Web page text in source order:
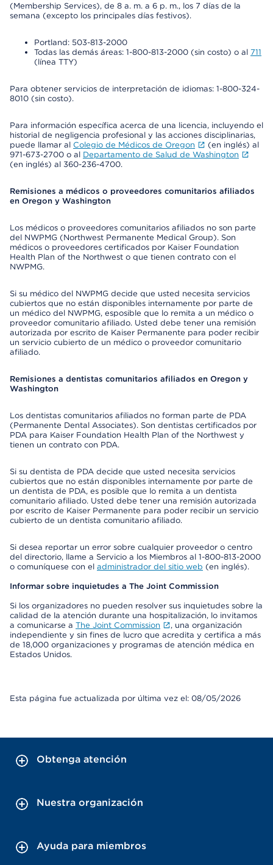
(Membership Services), de 8 a. m. a 6 p. m., los 7 días de la
semana (excepto los principales días festivos).
Portland: 503-813-2000
Todas las demás áreas: 1-800-813-2000 (sin costo) o al 711
(línea TTY)
Para obtener servicios de interpretación de idiomas: 1-800-324-
8010 (sin costo).
Para información específica acerca de una licencia, incluyendo el
historial de negligencia profesional y las acciones disciplinarias,
puede llamar al Colegio de Médicos de Oregon
(en inglés) al
971-673-2700 o al Departamento de Salud de Washington
(en inglés) al 360-236-4700.
Remisiones a médicos o proveedores comunitarios afiliados
en Oregon y Washington
Los médicos o proveedores comunitarios afiliados no son parte
del NWPMG (Northwest Permanente Medical Group). Son
médicos o proveedores certificados por Kaiser Foundation
Health Plan of the Northwest o que tienen contrato con el
NWPMG.
Si su médico del NWPMG decide que usted necesita servicios
cubiertos que no están disponibles internamente por parte de
un médico del NWPMG, esposible que lo remita a un médico o
proveedor comunitario afiliado. Usted debe tener una remisión
autorizada por escrito de Kaiser Permanente para poder recibir
un servicio cubierto de un médico o proveedor comunitario
afiliado.
Remisiones a dentistas comunitarios afiliados en Oregon y
Washington
Los dentistas comunitarios afiliados no forman parte de PDA
(Permanente Dental Associates). Son dentistas certificados por
PDA para Kaiser Foundation Health Plan of the Northwest y
tienen un contrato con PDA.
Si su dentista de PDA decide que usted necesita servicios
cubiertos que no están disponibles internamente por parte de
un dentista de PDA, es posible que lo remita a un dentista
comunitario afiliado. Usted debe tener una remisión autorizada
por escrito de Kaiser Permanente para poder recibir un servicio
cubierto de un dentista comunitario afiliado.
Si desea reportar un error sobre cualquier proveedor o centro
del directorio, llame a Servicio a los Miembros al 1-800-813-2000
o comuníquese con el administrador del sitio web (en inglés).
Informar sobre inquietudes a The Joint Commission
Si los organizadores no pueden resolver sus inquietudes sobre la
calidad de la atención durante una hospitalización, lo invitamos
a comunicarse a The Joint Commission
, una organización
independiente y sin fines de lucro que acredita y certifica a más
de 18,000 organizaciones y programas de atención médica en
Estados Unidos.
Esta página fue actualizada por última vez el: 08/05/2026
Obtenga atención
Nuestra organización
Ayuda para miembros